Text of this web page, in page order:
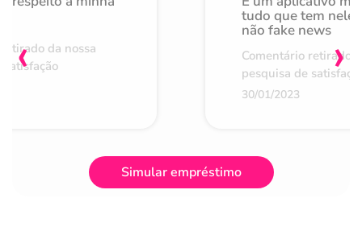
da nossa
tudo que tem nele
não fake news
Comentário retirado
pesquisa de
30/01/2023
‹ ›
Simular empréstimo